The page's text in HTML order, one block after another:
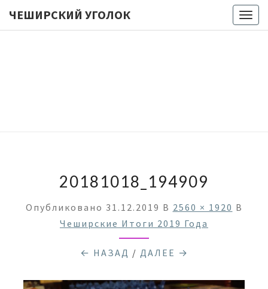
ЧЕШИРСКИЙ УГОЛОК
20181018_194909
Опубликовано 31.12.2019 В 2560 × 1920 В
Чеширские Итоги 2019 Года
← НАЗАД / ДАЛЕЕ →